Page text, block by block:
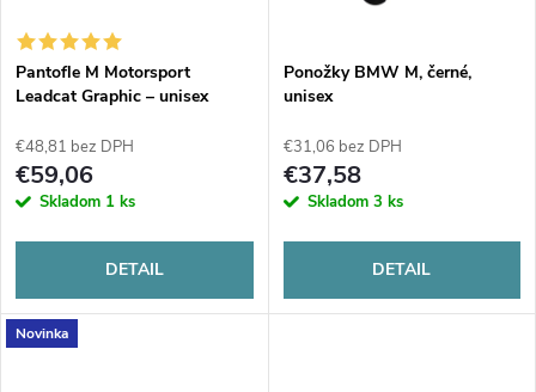
i
e
p
r
d
s
p
r
o
d
u
Pantofle M Motorsport
Leadcat Graphic – unisex
€48,81 bez DPH
€59,06
Skladom 1 ks
DETAIL
Ponožky BMW M, černé,
unisex
€31,06 bez DPH
€37,58
Skladom 3 ks
DETAIL
Novinka